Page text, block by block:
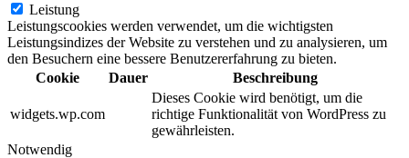
Leistung
Leistungscookies werden verwendet, um die wichtigsten
Leistungsindizes der Website zu verstehen und zu analysieren, um
den Besuchern eine bessere Benutzererfahrung zu bieten.
Cookie
Dauer Beschreibung
widgets.wp.com
Dieses Cookie wird benötigt, um die
richtige Funktionalität von WordPress zu
gewährleisten.
Notwendig